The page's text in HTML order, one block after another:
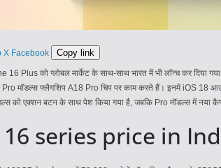
X Facebook Copy link
Plus को ग्लोबल मार्केट के साथ-साथ भारत में भी लॉन्च कर
Pro मॉडल्स फ्लैगशिप A18 Pro चिप पर काम करते हैं। इनमें iOS
को एक्शन बटन के साथ पेश किया गया है, जबकि Pro मॉडल्स में नया
series price in